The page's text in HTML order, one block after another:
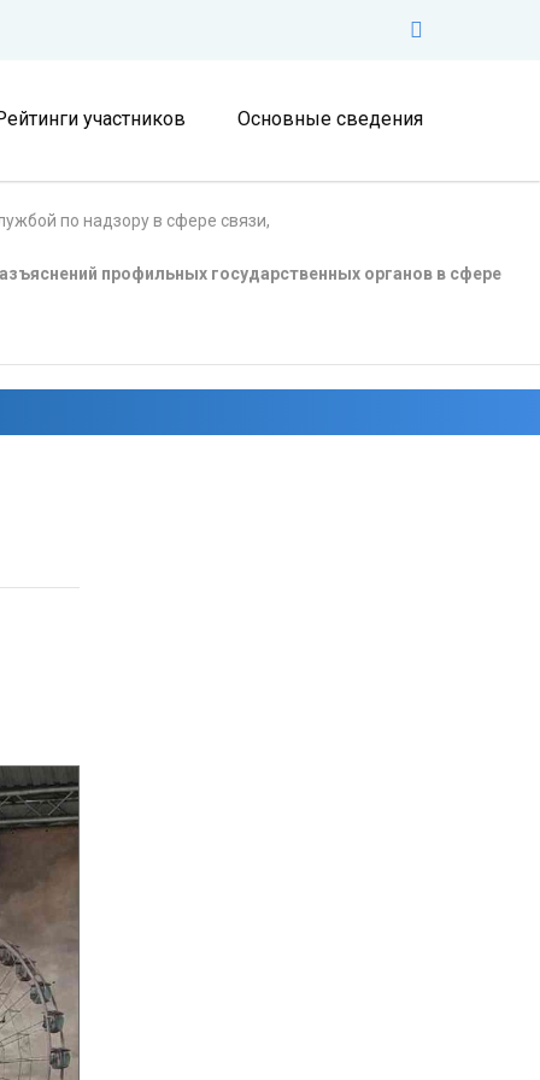
участников Основные сведения
по надзору в сфере связи,
профильных государственных органов в сфере